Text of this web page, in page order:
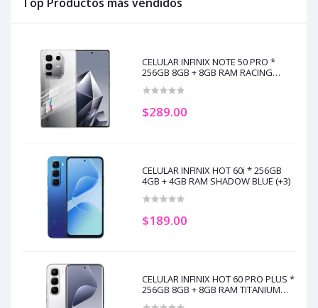
Top Productos más vendidos
CELULAR INFINIX NOTE 50 PRO *
256GB 8GB + 8GB RAM RACING
$289.00
CELULAR INFINIX HOT 60i * 256GB
4GB + 4GB RAM SHADOW BLUE (+3)
$189.00
CELULAR INFINIX HOT 60 PRO PLUS *
256GB 8GB + 8GB RAM TITANIUM